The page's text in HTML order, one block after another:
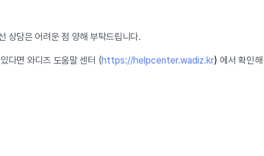
상담은 어려운 점 양해 부탁드립니다.
다면 와디즈 도움말 센터 (https://helpcenter.wadiz.kr) 에서 확인